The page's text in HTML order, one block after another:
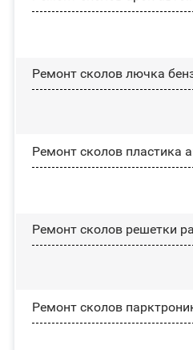
Ремонт сколов лючка
Ремонт сколов пластика
Ремонт сколов решетки
Ремонт сколов